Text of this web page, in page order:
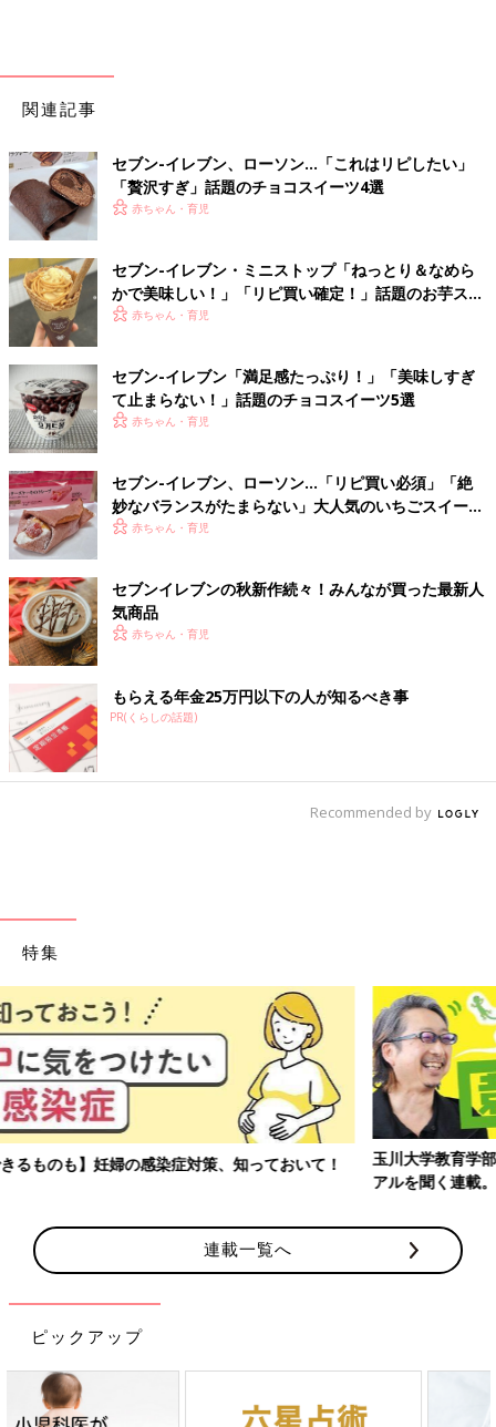
関連記事
セブン-イレブン、ローソン…「これはリピしたい」
「贅沢すぎ」話題のチョコスイーツ4選
赤ちゃん・育児
セブン-イレブン・ミニストップ「ねっとり＆なめら
かで美味しい！」「リピ買い確定！」話題のお芋スイ
ーツ4選
赤ちゃん・育児
セブン-イレブン「満足感たっぷり！」「美味しすぎ
て止まらない！」話題のチョコスイーツ5選
赤ちゃん・育児
セブン-イレブン、ローソン…「リピ買い必須」「絶
妙なバランスがたまらない」大人気のいちごスイーツ
4選赤ちゃん・育児
セブンイレブンの秋新作続々！みんなが買った最新人
気商品
赤ちゃん・育児
もらえる年金25万円以下の人が知るべき事
PR(くらしの話題)
Recommended by
特集
玉川大学教育学部教授、大豆生田先生に子どもたちの保育園でのリ
連載一覧へ
ピックアップ